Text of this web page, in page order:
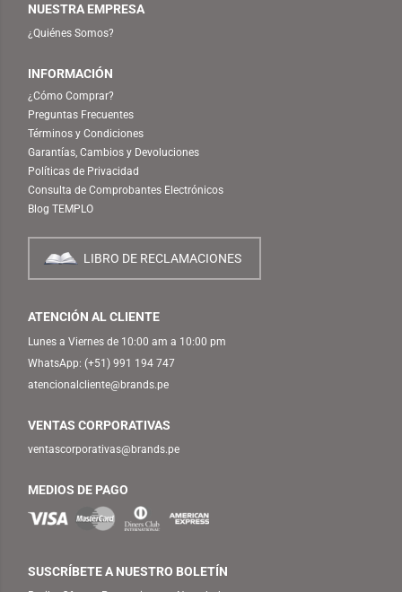
NUESTRA EMPRESA
¿Quiénes Somos?
INFORMACIÓN
¿Cómo Comprar?
Preguntas Frecuentes
Términos y Condiciones
Garantías, Cambios y Devoluciones
Políticas de Privacidad
Consulta de Comprobantes Electrónicos
Blog TEMPLO
LIBRO DE RECLAMACIONES
ATENCIÓN AL CLIENTE
Lunes a Viernes de 10:00 am a 10:00 pm
WhatsApp: (+51) 991 194 747
atencionalcliente@brands.pe
VENTAS CORPORATIVAS
ventascorporativas@brands.pe
MEDIOS DE PAGO
SUSCRÍBETE A NUESTRO BOLETÍN